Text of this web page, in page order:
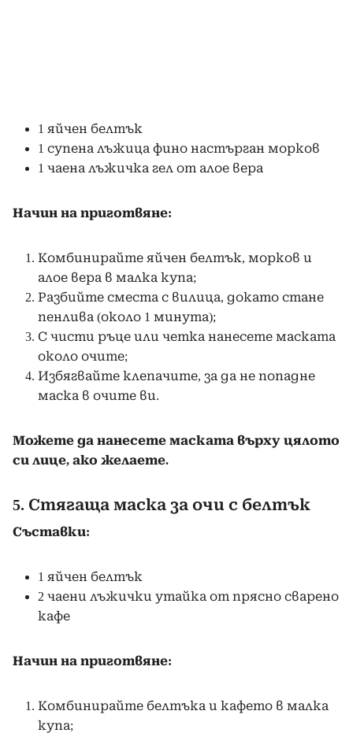
1 яйчен белтък
1 супена лъжица фино настърган морков
1 чаена лъжичка гел от алое вера
Начин на приготвяне:
Комбинирайте яйчен белтък, морков и
алое вера в малка купа;
Разбийте сместа с вилица, докато стане
пенлива (около 1 минута);
С чисти ръце или четка нанесете маската
около очите;
Избягвайте клепачите, за да не попадне
маска в очите ви.
Можете да нанесете маската върху цялото
си лице, ако желаете.
5. Стягаща маска за очи с белтък
Съставки:
1 яйчен белтък
2 чаени лъжички утайка от прясно сварено
кафе
Начин на приготвяне:
Комбинирайте белтъка и кафето в малка
купа;